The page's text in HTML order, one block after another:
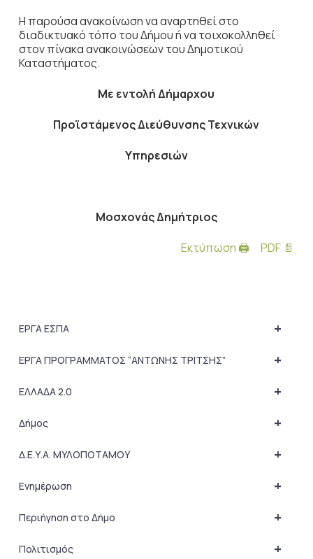
Η παρούσα ανακοίνωση να αναρτηθεί στο
διαδικτυακό τόπο του Δήμου ή να τοιχοκολληθεί
στον πίνακα ανακοινώσεων του Δημοτικού
Καταστήματος.
Με εντολή Δήμαρχου
Προϊστάμενος Διεύθυνσης Τεχνικών
Υπηρεσιών
Μοσχονάς Δημήτριος
Εκτύπωση 🖨
PDF 📄
+
ΕΡΓΑ ΕΣΠΑ
+
ΕΡΓΑ ΠΡΟΓΡΑΜΜΑΤΟΣ “ΑΝΤΩΝΗΣ ΤΡΙΤΣΗΣ”
+
ΕΛΛΑΔΑ 2.0
+
Δήμος
+
Δ.Ε.Υ.Α. ΜΥΛΟΠΟΤΑΜΟΥ
+
Ενημέρωση
+
Περιήγηση στο Δήμο
+
Πολιτισμός